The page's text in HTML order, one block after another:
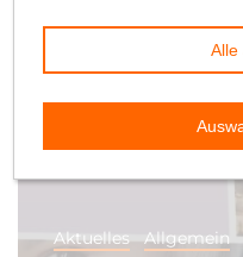
Aktuelles Allgemein